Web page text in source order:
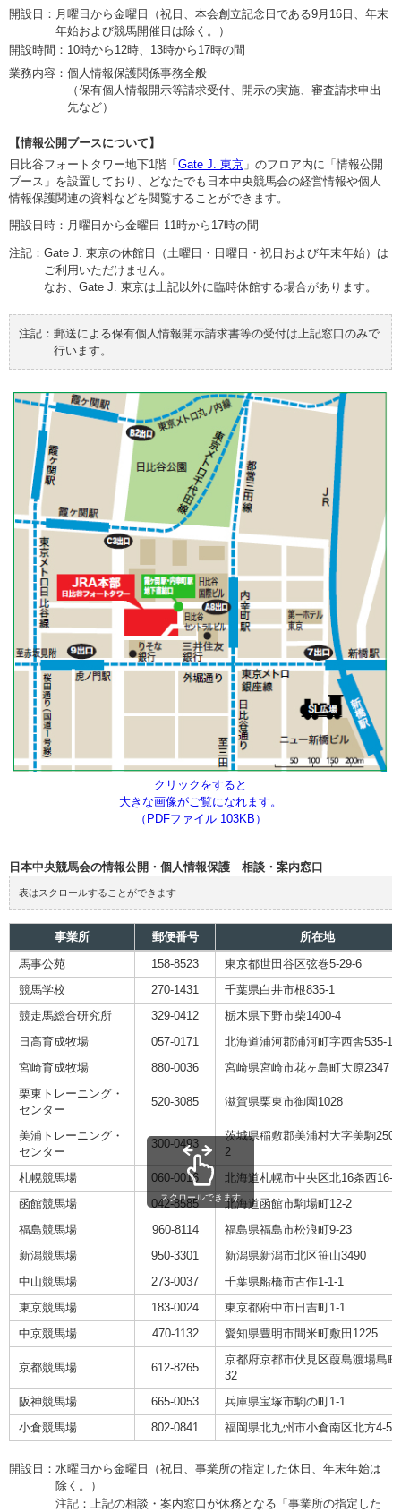
開設日： 月曜日から金曜日（祝日、本会創立記念日である9月16日、年末
年始および競馬開催日は除く。）
開設時間： 10時から12時、13時から17時の間
業務内容： 個人情報保護関係事務全般
（保有個人情報開示等請求受付、開示の実施、審査請求申出
先など）
【情報公開ブースについて】
日比谷フォートタワー地下1階「 Gate J. 東京 」のフロア内に「情報公開
ブース」を設置しており、どなたでも日本中央競馬会の経営情報や個人
情報保護関連の資料などを閲覧することができます。
開設日時： 月曜日から金曜日 11時から17時の間
注記： Gate J. 東京の休館日（土曜日・日曜日・祝日および年末年始）は
ご利用いただけません。
なお、Gate J. 東京は上記以外に臨時休館する場合があります。
注記： 郵送による保有個人情報開示請求書等の受付は上記窓口のみで
行います。
クリックをすると
大きな画像がご覧になれます。
（PDFファイル 103KB）
日本中央競馬会の情報公開・個人情報保護 相談・案内窓口
表はスクロールすることができます
事業所 郵便番号
所在地
馬事公苑
158-8523
東京都世田谷区弦巻5-29-6
競馬学校
270-1431
千葉県白井市根835-1
競走馬総合研究所
329-0412
栃木県下野市柴1400-4
日高育成牧場
057-0171
北海道浦河郡浦河町字西舎535-13
宮崎育成牧場
880-0036
宮崎県宮崎市花ヶ島町大原2347
栗東トレーニング・
センター
520-3085 滋賀県栗東市御園1028
美浦トレーニング・
センター
300-0493
茨城県稲敷郡美浦村大字美駒
2
札幌競馬場
060-0016
北海道札幌市中央区北16条西16-
函館競馬場
042-8585
北海道函館市駒場町12-2
福島競馬場
960-8114
福島県福島市松浪町9-23
新潟競馬場
950-3301
新潟県新潟市北区笹山3490
中山競馬場
273-0037
千葉県船橋市古作1-1-1
東京競馬場
183-0024
東京都府中市日吉町1-1
中京競馬場
470-1132 愛知県豊明市間米町敷田1225
京都競馬場 612-8265
京都府京都市伏見区葭島渡場島町
32
阪神競馬場
665-0053
兵庫県宝塚市駒の町1-1
小倉競馬場
802-0841 福岡県北九州市小倉南区北方4-5-1
スクロールできます
開設日： 水曜日から金曜日（祝日、事業所の指定した休日、年末年始は
除く。）
注記：
上記の相談・案内窓口が休務となる「事業所の指定した